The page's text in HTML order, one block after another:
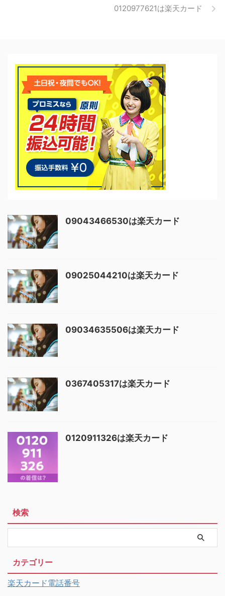
0120977621は楽天カード
09043466530は楽天カード
09025044210は楽天カード
09034635506は楽天カード
0367405317は楽天カード
0120911326は楽天カード
検索
カテゴリー
楽天カード電話番号